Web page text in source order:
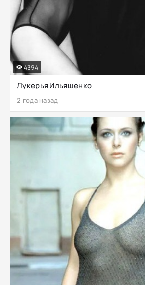
Лукерья Ильяшенко
2 года назад
4394